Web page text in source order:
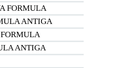
FORMULA
ANTIGA
ANTIGA